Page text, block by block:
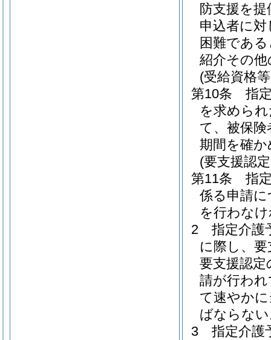
防支援を
申込者に
困難であ
紹介その
(受給資格
第10条
指
を求めら
て、被保
期間を確
(要支援認
第11条
指
係る申請
を行わな
2
指定介護
に際し、
要支援認
請が行わ
て速やか
ばならな
3
指定介護